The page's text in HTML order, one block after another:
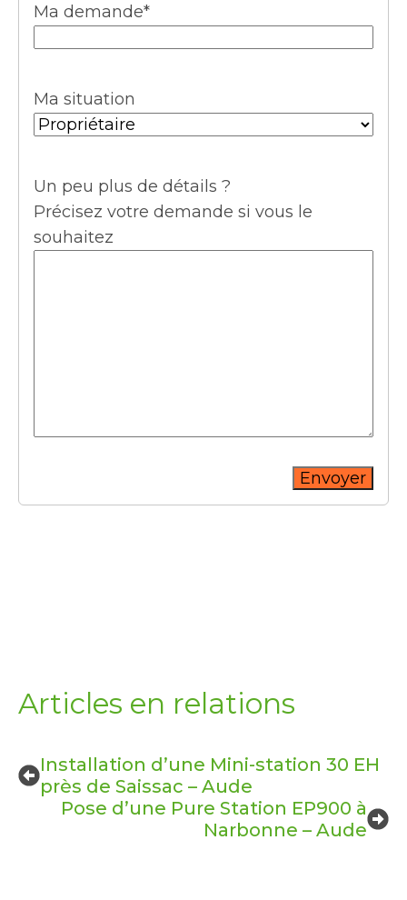
Ma demande*
Ma situation
Un peu plus de détails ?
Précisez votre demande si vous le
souhaitez
Envoyer
Articles en relations
Installation d’une Mini-station 30 EH
près de Saissac – Aude
Pose d’une Pure Station EP900 à
Narbonne – Aude